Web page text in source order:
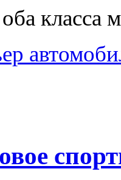
класса